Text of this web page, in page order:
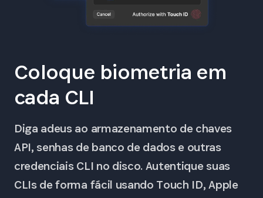
Coloque biometria em
cada CLI
Diga adeus ao armazenamento de chaves
API, senhas de banco de dados e outras
credenciais CLI no disco. Autentique suas
CLIs de forma fácil usando Touch ID, Apple